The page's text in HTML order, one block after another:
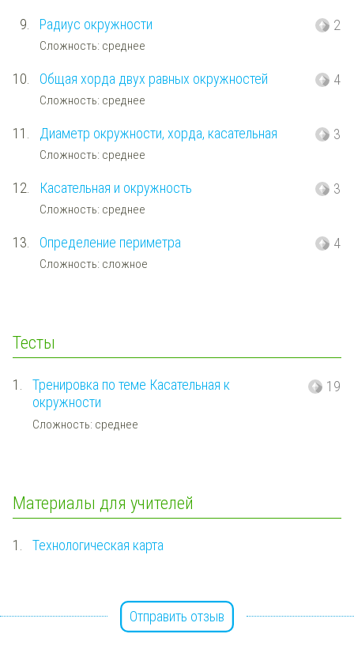
9. Радиус окружности
Сложность: среднее
2
10. Общая хорда двух равных окружностей
Сложность: среднее
4
11. Диаметр окружности, хорда, касательная
Сложность: среднее
3
12. Касательная и окружность
Сложность: среднее
3
13. Определение периметра
Сложность: сложное
4
Тесты
1.
Тренировка по теме Касательная к
окружности
Сложность: среднее
19
Материалы для учителей
1. Технологическая карта
Отправить отзыв